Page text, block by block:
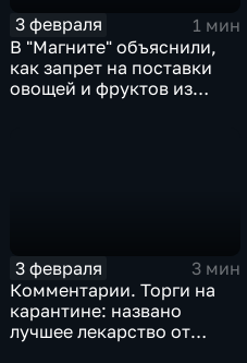
3 февраля
1 мин
В "Магните" объяснили,
как запрет на поставки
овощей и фруктов из
3 февраля
3 мин
Комментарии. Торги на
карантине: названо
лучшее лекарство от